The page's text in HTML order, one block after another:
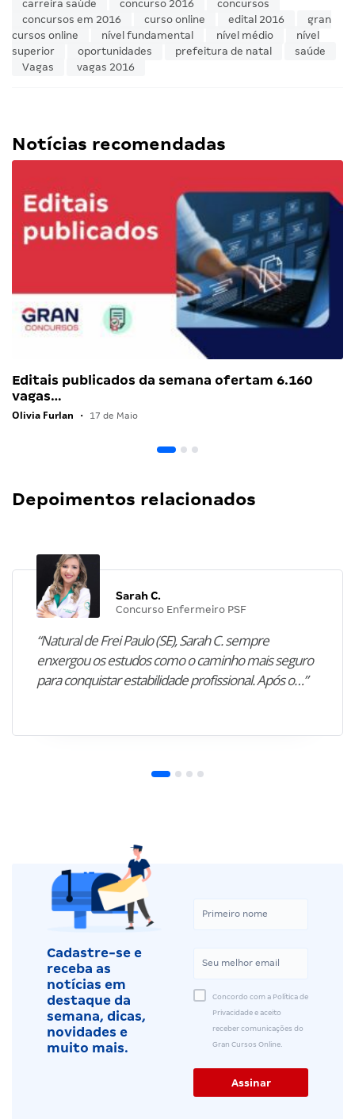
carreira saúde concurso 2016
concursos
concursos em 2016
curso online edital 2016
gran
cursos online
nível fundamental nível médio
nível
superior
oportunidades prefeitura de natal
saúde
Vagas
vagas 2016
Notícias recomendadas
Editais publicados da semana ofertam 6.160
vagas…
Olivia Furlan • 17 de Maio
Depoimentos relacionados
Sarah C.
Concurso Enfermeiro PSF
“Natural de Frei Paulo (SE), Sarah C. sempre
enxergou os estudos como o caminho mais seguro
para conquistar estabilidade profissional. Após o…”
Cadastre-se e
receba as
notícias em
destaque da
semana, dicas,
novidades e
muito mais.
Concordo com a Política de
Privacidade e aceito
receber comunicações do
Gran Cursos Online.